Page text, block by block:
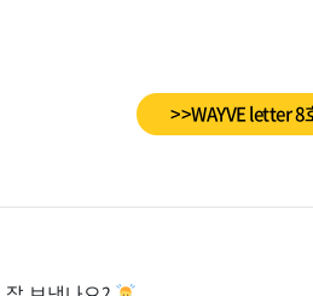
>>WAYVE letter 8